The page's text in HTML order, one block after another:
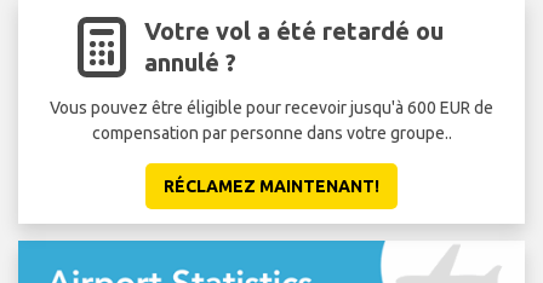
Votre vol a été retardé ou
annulé ?
Vous pouvez être éligible pour recevoir jusqu'à 600 EUR de
compensation par personne dans votre groupe..
RÉCLAMEZ MAINTENANT!